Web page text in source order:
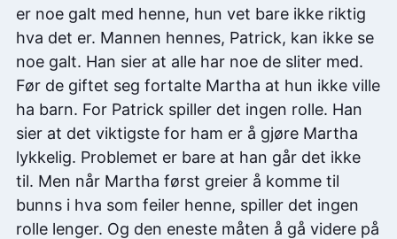
er noe galt med henne, hun vet bare ikke riktig
hva det er. Mannen hennes, Patrick, kan ikke se
noe galt. Han sier at alle har noe de sliter med.
Før de giftet seg fortalte Martha at hun ikke ville
ha barn. For Patrick spiller det ingen rolle. Han
sier at det viktigste for ham er å gjøre Martha
lykkelig. Problemet er bare at han går det ikke
til. Men når Martha først greier å komme til
bunns i hva som feiler henne, spiller det ingen
rolle lenger. Og den eneste måten å gå videre på